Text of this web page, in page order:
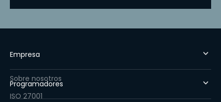
Empresa
Sobre nosotros
ISO 27001
Programadores